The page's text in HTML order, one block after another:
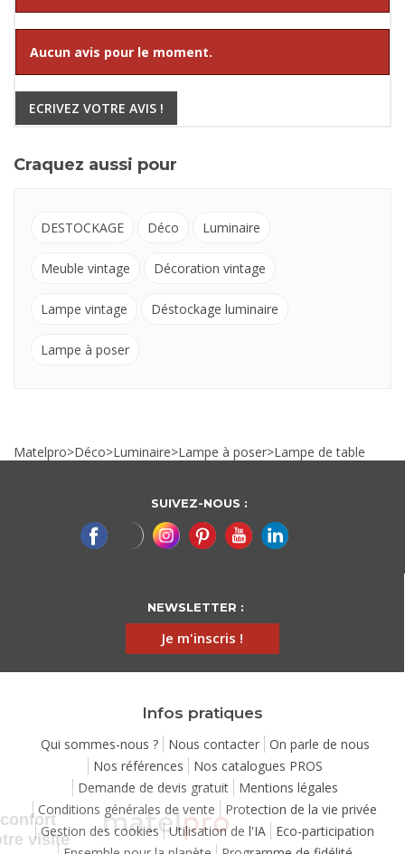
Aucun avis pour le moment.
ECRIVEZ VOTRE AVIS !
Craquez aussi pour
DESTOCKAGE Déco Luminaire
Meuble vintage Décoration vintage
Lampe vintage Déstockage luminaire
Lampe à poser
Matelpro>Déco>Luminaire>Lampe à poser>Lampe de table
SUIVEZ-NOUS :
NEWSLETTER :
Je m'inscris !
Infos pratiques
Qui sommes-nous ? Nous contacter
On parle de nous
Nos références
Nos catalogues PROS
Demande de devis gratuit
Mentions légales
Conditions générales de vente
Protection de la vie privée
Gestion des cookies
Utilisation de l'IA
Eco-participation
Continuer sans accepter
Chez Matelpro, le confort
commence dès votre visite